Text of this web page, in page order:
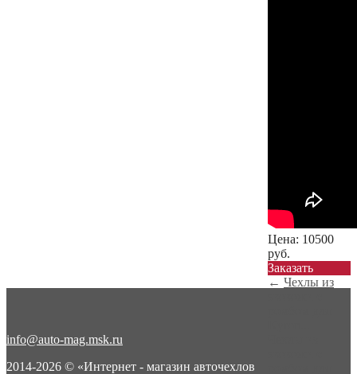
Цена: 10500
руб.
Заказать
← Чехлы из
info@auto-mag.msk.ru
2014-2026 © «Интернет - магазин авточехлов